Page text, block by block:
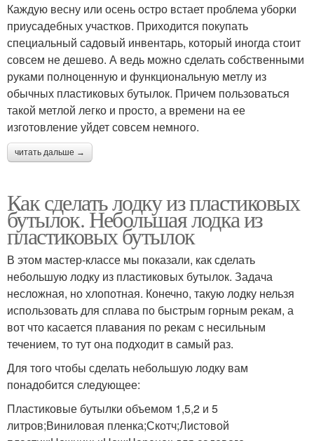
Каждую весну или осень остро встает проблема уборки
приусадебных участков. Приходится покупать
специальный садовый инвентарь, который иногда стоит
совсем не дешево. А ведь можно сделать собственными
руками полноценную и функциональную метлу из
обычных пластиковых бутылок. Причем пользоваться
такой метлой легко и просто, а времени на ее
изготовление уйдет совсем немного.
читать дальше →
Как сделать лодку из пластиковых
бутылок. Небольшая лодка из
пластиковых бутылок
В этом мастер-классе мы показали, как сделать
небольшую лодку из пластиковых бутылок. Задача
несложная, но хлопотная. Конечно, такую лодку нельзя
использовать для сплава по быстрым горным рекам, а
вот что касается плавания по рекам с несильным
течением, то тут она подходит в самый раз.
Для того чтобы сделать небольшую лодку вам
понадобится следующее:
Пластиковые бутылки объемом 1,5,2 и 5
литров;Виниловая пленка;Скотч;Листовой